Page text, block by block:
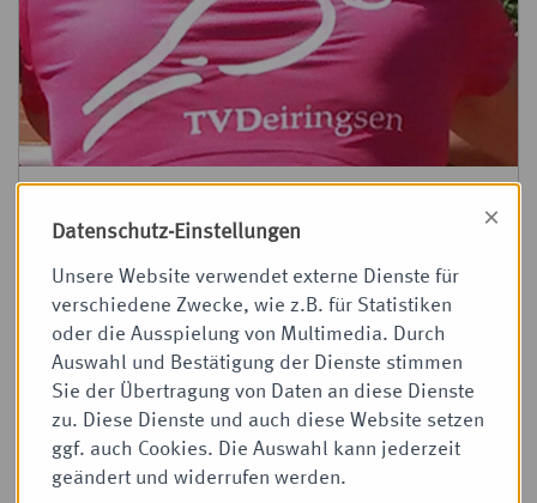
Mannschaften
» Damen 4er | Kreisliga
Datenschutz-Einstellungen ×
Unsere Website verwendet externe Dienste für
verschiedene Zwecke, wie z.B. für Statistiken
oder die Ausspielung von Multimedia. Durch
Auswahl und Bestätigung der Dienste stimmen
Sie der Übertragung von Daten an diese Dienste
zu. Diese Dienste und auch diese Website setzen
ggf. auch Cookies. Die Auswahl kann jederzeit
geändert und widerrufen werden.